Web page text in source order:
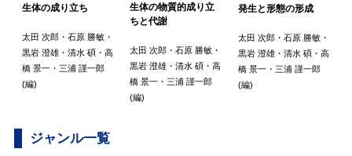
生体の成り立ち
太田 次郎・ 石原 勝敏・
黒岩 澄雄・ 清水 碩・ 高
橋 景一・ 三浦 謹一郎
(編)
生体の物質的成り立
ちと代謝
太田 次郎 ・石原 勝敏 ・
黒岩 澄雄 ・清水 碩 ・高
橋 景一 ・ 三浦 謹一郎
(編)
発生と形態の形成
太田 次郎・ 石原 勝敏・
黒岩 澄雄・ 清水 碩・ 高
橋 景一・ 三浦 謹一郎
(編)
ジャンル一覧